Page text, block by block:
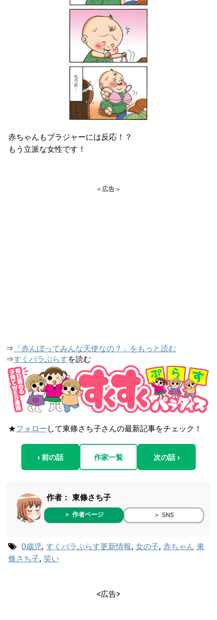
赤ちゃんもブラジャーには反応！？
もう立派な女性です！
＜広告＞
⇒ 「赤んぼってみんな天使なの？」をもっと読む
⇒すくパラぷらすを読む
★フォロー して東條さち子さんの最新記事をチェック！
‹ 前の話 作家一覧 次の話 ›
作者： 東條さち子
＞ 作者ページ ＞ SNS
0歳児, すくパラぷらす更新情報, 女の子, 赤ちゃん 東
條さち子, 笑い
<広告>